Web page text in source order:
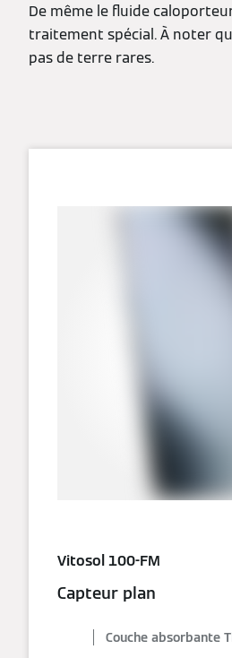
De même le fluide
traitement spécial. À noter
pas de terre rares.
Vitosol 100-FM
Capteur plan
Couche absorbante